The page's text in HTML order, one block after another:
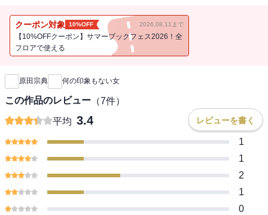
的傑作「九つの物語」（ナイン・ストーリーズ）や、書き下ろし作
品「僕の国」を含むオリジナル短篇集。小説の新たなる可能性を探
る著者が、引き出しの奥に秘めていたとっておきの物語です。
クーポン対象 10%OFF 2026.08.11まで
【10%OFFクーポン】サマーブックフェス2026！全
フロアで使える
新刊通知
原田宗典 何の印象もない女
この作品のレビュー （7件）
平均 3.4 レビューを書く
1
1
2
1
0